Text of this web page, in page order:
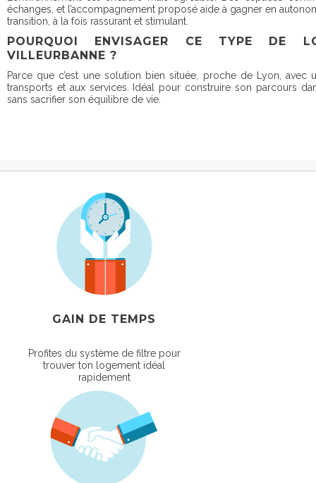
échanges, et l’accompagnement proposé aide à gagner en
transition, à la fois rassurant et stimulant.
POURQUOI ENVISAGER CE TYPE DE
VILLEURBANNE ?
Parce que c’est une solution bien située, proche de Lyon, avec
transports et aux services. Idéal pour construire son parcours
sans sacrifier son équilibre de vie.
GAIN DE TEMPS
Profites du système de filtre pour
trouver ton logement idéal
rapidement